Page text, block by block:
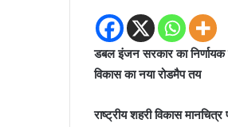
डबल इंजन सरकार का
विकास का नया रोडमैप तय
राष्ट्रीय शहरी विकास